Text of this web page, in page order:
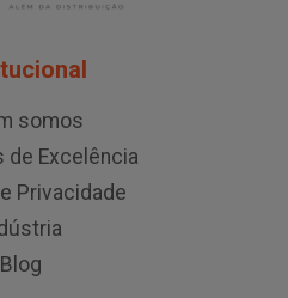
somos
de Excelência
Privacidade
Blog